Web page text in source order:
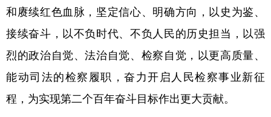
和赓续红色血脉，坚定信心、明确方向，以史为鉴、
接续奋斗，以不负时代、不负人民的历史担当，以强
烈的政治自觉、法治自觉、检察自觉，以更高质量、
能动司法的检察履职，奋力开启人民检察事业新征
程，为实现第二个百年奋斗目标作出更大贡献。